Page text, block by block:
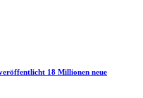
18 Millionen neue